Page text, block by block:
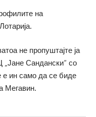
на
не пропуштајте ја
Сандански“ со
е ин само да се биде
Мегавин.